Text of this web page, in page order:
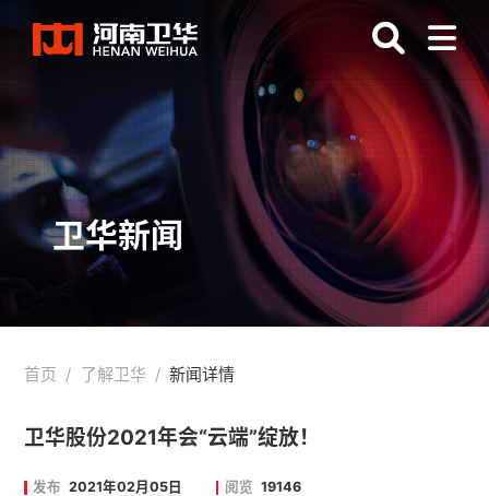
卫华新闻
首页 / 了解卫华 / 新闻详情
卫华股份2021年会“云端”绽放！
发布 2021年02月05日 阅览 19146